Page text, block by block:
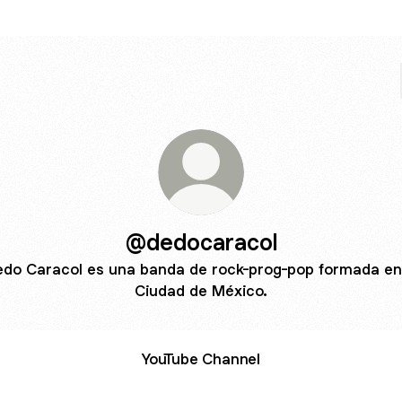
@dedocaracol
Caracol es una banda de rock-prog-pop formada
Ciudad de México.
YouTube Channel